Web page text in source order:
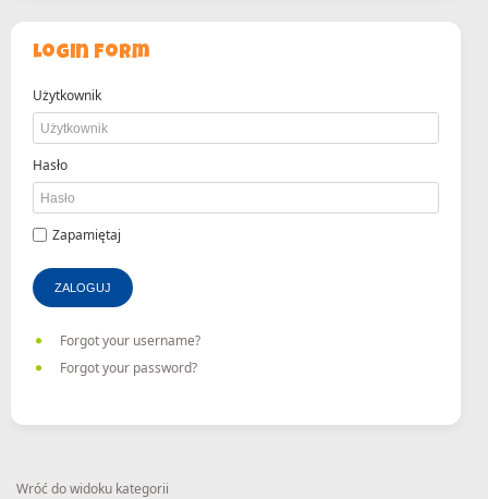
Login Form
Użytkownik
Hasło
Zapamiętaj
ZALOGUJ
Forgot your username?
Forgot your password?
Wróć do widoku kategorii